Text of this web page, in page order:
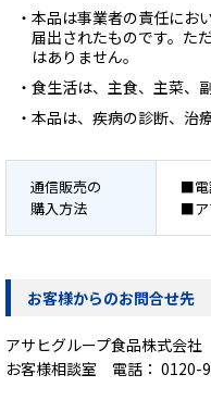
・本品は事業者の責任にお
届出されたものです。た
はありません。
・食生活は、主食、主菜、
・本品は、疾病の診断、治
通信販売の
購入方法
■電
■ア
お客様からのお問合せ先
アサヒグループ食品株式会社
お客様相談室 電話： 0120-